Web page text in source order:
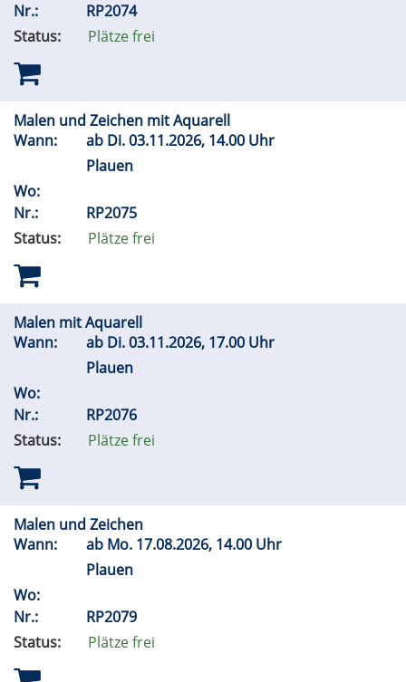
Nr.:
RP2074
Status:
Plätze frei
Malen und Zeichen mit Aquarell
Wann:
ab Di.03.11.2026, 14.00 Uhr
Plauen
Wo:
Nr.:
RP2075
Status:
Plätze frei
Malen mit Aquarell
Wann:
ab Di.03.11.2026, 17.00 Uhr
Plauen
Wo:
Nr.:
RP2076
Status:
Plätze frei
Malen und Zeichen
Wann:
ab Mo. 17.08.2026, 14.00 Uhr
Plauen
Wo:
Nr.:
RP2079
Status:
Plätze frei